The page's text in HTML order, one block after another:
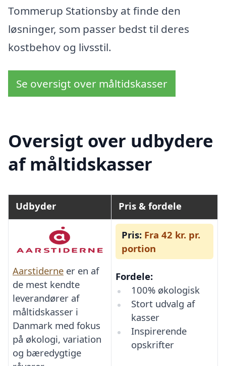
Tommerup Stationsby at finde den
løsninger, som passer bedst til deres
kostbehov og livsstil.
Se oversigt over måltidskasser
Oversigt over udbydere
af måltidskasser
Udbyder Pris & fordele
Aarstiderne er en af
de mest kendte
leverandører af
måltidskasser i
Danmark med fokus
på økologi, variation
og bæredygtige
Pris: Fra 42 kr. pr.
portion
Fordele:
100% økologisk
Stort udvalg af
kasser
Inspirerende
opskrifter